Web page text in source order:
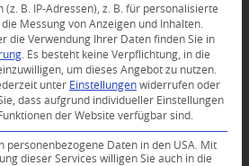
0
KOMMENTARE
Kommentar!
B. IP-Adressen), z. B. für personalisierte
Messung von Anzeigen und Inhalten.
die Verwendung Ihrer Daten finden Sie in
Es besteht keine Verpflichtung, in die
um dieses Angebot zu nutzen.
unter Einstellungen widerrufen oder
dass aufgrund individueller Einstellungen
der Website verfügbar sind.
personenbezogene Daten in den USA. Mit
dieser Services willigen Sie auch in die